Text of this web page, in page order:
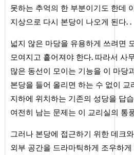
못하는 추억의 한 부분이기도 한데
지상으로 다시 본당이 나오게 된다. .
넓지 않은 마당을 유용하게 쓰려면
모여지고 흩어져야 한다. 따라서 사
많은 동선이 모이는 기능을 이 마당
본당을 들어 올리면 하는 수 없이 교
지하에 위치하는 기존의 성당을 답
여전히 남는 문제는 이 교리실의 통
그러나 본당에 접근하기 위한 데크
외부 공간을 드라마틱하게 조우하